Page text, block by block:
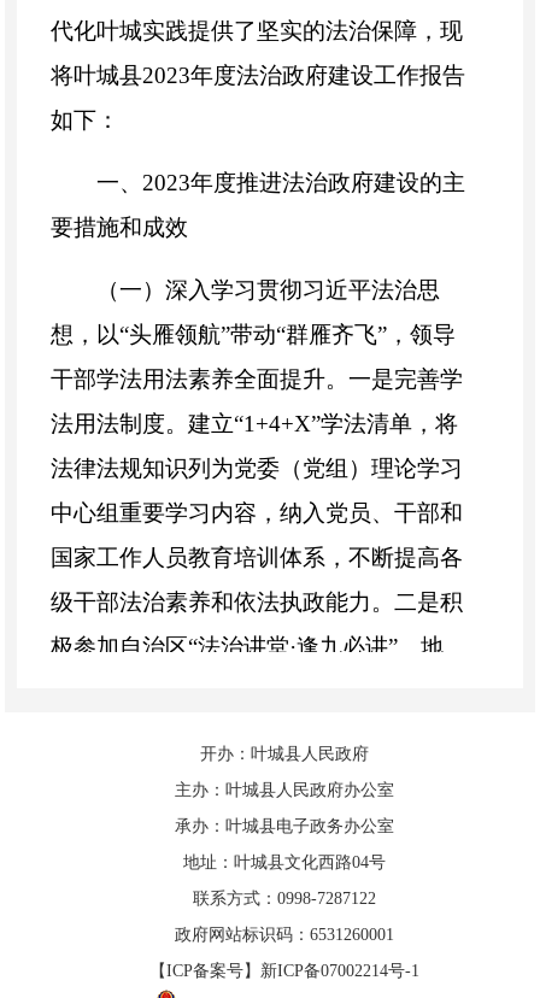
代化叶城实践提供了坚实的法治保障，现
将叶城县2023年度法治政府建设工作报告
如下：
一、2023年度推进法治政府建设的主
要措施和成效
（一）深入学习贯彻习近平法治思
想，以“头雁领航”带动“群雁齐飞”，领导
干部学法用法素养全面提升。一是完善学
法用法制度。建立“1+4+X”学法清单，将
法律法规知识列为党委（党组）理论学习
中心组重要学习内容，纳入党员、干部和
国家工作人员教育培训体系，不断提高各
级干部法治素养和依法执政能力。二是积
极参加自治区“法治讲堂·逢九必讲”、地
求，每季度集体学法不少于1次，2023年
以来参加自治区“法治讲堂·逢九必讲”专题
法治讲座36期，全县各级领导干部累计参
加人数达15万余人次。三是持续开展网络
学法。充分利用“学习强国”“新疆智慧普法
开办：叶城县人民政府
主办：叶城县人民政府办公室
承办：叶城县电子政务办公室
地址：叶城县文化西路04号
联系方式：0998-7287122
政府网站标识码：6531260001
【ICP备案号】新ICP备07002214号-1